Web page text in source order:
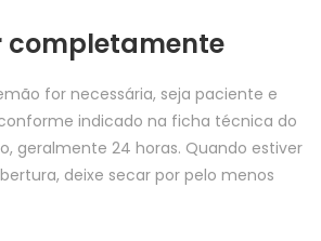
completamente
for necessária, seja paciente e
indicado na ficha técnica do
geralmente 24 horas. Quando estiver
deixe secar por pelo menos